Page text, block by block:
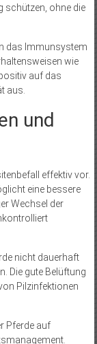
schützen, ohne die
das Immunsystem
wie
auf das
aus.
und
effektiv vor.
eine bessere
Wechsel der
nicht dauerhaft
Die gute Belüftung
Pilzinfektionen
Pferde auf